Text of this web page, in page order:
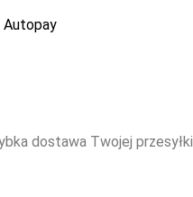
Autopay
dostawa Twojej przesyłki